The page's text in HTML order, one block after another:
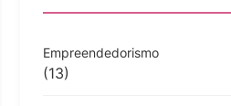
Empreendedorismo
(13)